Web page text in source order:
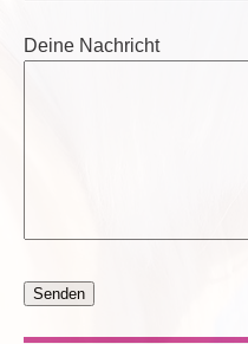
Deine Nachricht